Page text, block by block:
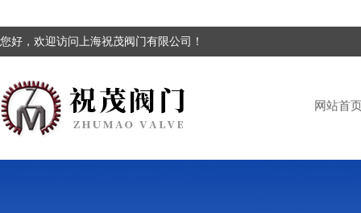
您好，欢迎访问上海祝茂阀门有限公司！
网站首